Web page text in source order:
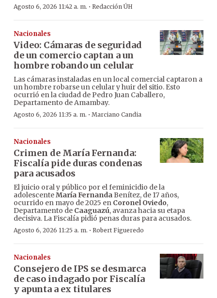
Agosto 6, 2026 11:42 a. m. · Redacción ÚH
Nacionales
Video: Cámaras de seguridad
de un comercio captan a un
hombre robando un celular
Las cámaras instaladas en un local comercial captaron a
un hombre robarse un celular y huir del sitio. Esto
ocurrió en la ciudad de Pedro Juan Caballero,
Departamento de Amambay.
Agosto 6, 2026 11:35 a. m. · Marciano Candia
Nacionales
Crimen de María Fernanda:
Fiscalía pide duras condenas
para acusados
El juicio oral y público por el feminicidio de la
adolescenteMaría FernandaBenítez, de 17 años,
ocurrido en mayo de 2025 en Coronel Oviedo,
Departamento de Caaguazú, avanza hacia su etapa
decisiva. La Fiscalía pidió penas duras para acusados.
Agosto 6, 2026 11:25 a. m. · Robert Figueredo
Nacionales
Consejero de IPS se desmarca
de caso indagado por Fiscalía
y apunta a ex titulares